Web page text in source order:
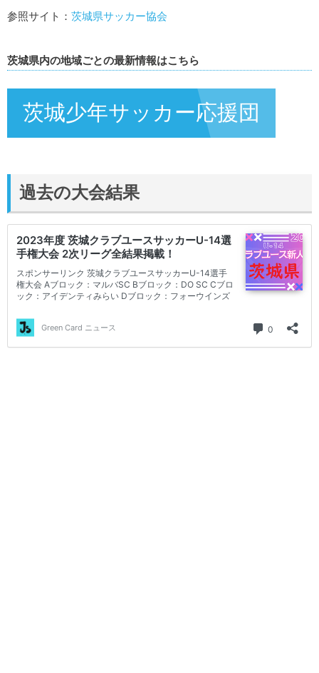
参照サイト： 茨城県サッカー協会
茨城県内の地域ごとの最新情報はこちら
茨城少年サッカー応援団
過去の大会結果